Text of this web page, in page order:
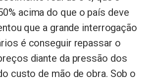
acima do que o país deve
que a grande interrogação
é conseguir repassar o
diante da pressão dos
custo de mão de obra. Sob o